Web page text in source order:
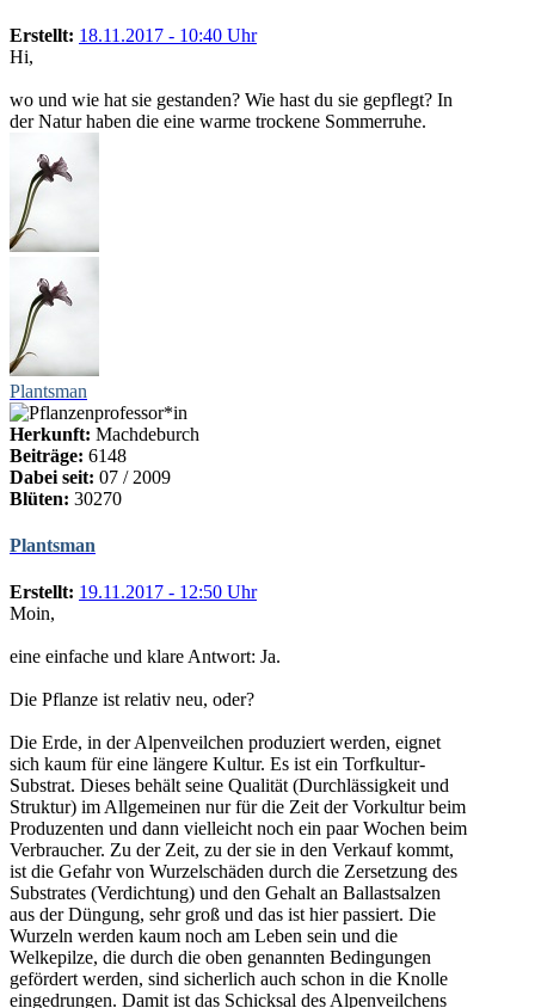
Erstellt: 18.11.2017 - 10:40 Uhr
Hi,
wo und wie hat sie gestanden? Wie hast du sie gepflegt? In
der Natur haben die eine warme trockene Sommerruhe.
Plantsman
Herkunft: Machdeburch
Beiträge: 6148
Dabei seit: 07 / 2009
Blüten: 30270
Plantsman
Erstellt: 19.11.2017 - 12:50 Uhr
Moin,
eine einfache und klare Antwort: Ja.
Die Pflanze ist relativ neu, oder?
Die Erde, in der Alpenveilchen produziert werden, eignet
sich kaum für eine längere Kultur. Es ist ein Torfkultur-
Substrat. Dieses behält seine Qualität (Durchlässigkeit und
Struktur) im Allgemeinen nur für die Zeit der Vorkultur beim
Produzenten und dann vielleicht noch ein paar Wochen beim
Verbraucher. Zu der Zeit, zu der sie in den Verkauf kommt,
ist die Gefahr von Wurzelschäden durch die Zersetzung des
Substrates (Verdichtung) und den Gehalt an Ballastsalzen
aus der Düngung, sehr groß und das ist hier passiert. Die
Wurzeln werden kaum noch am Leben sein und die
Welkepilze, die durch die oben genannten Bedingungen
gefördert werden, sind sicherlich auch schon in die Knolle
eingedrungen. Damit ist das Schicksal des Alpenveilchens